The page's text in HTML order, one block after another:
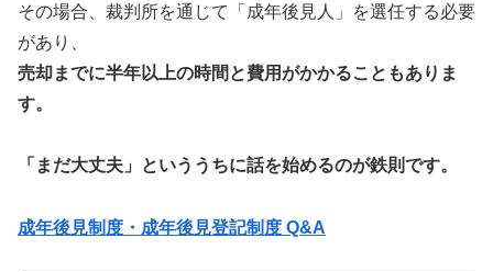
その場合、裁判所を通じて「成年後見人」を選任する必要
があり、
売却までに半年以上の時間と費用がかかることもありま
す。
「まだ大丈夫」といううちに話を始めるのが鉄則です。
成年後見制度・成年後見登記制度 Q&A